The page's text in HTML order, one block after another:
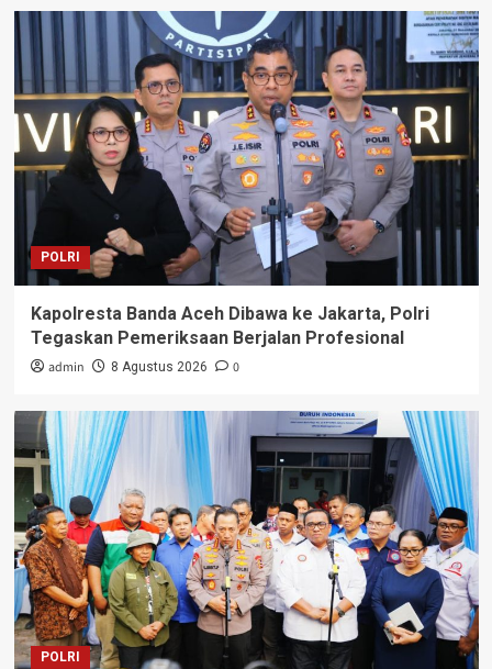
POLRI
Kapolresta Banda Aceh Dibawa ke Jakarta, Polri
Tegaskan Pemeriksaan Berjalan Profesional
admin 8 Agustus 2026 0
POLRI